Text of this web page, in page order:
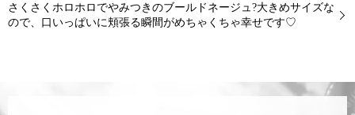
さくさくホロホロでやみつきのブールドネージュ? 大きめサイズな
ので、 口いっぱいに頬張る瞬間が めちゃくちゃ幸せです♡